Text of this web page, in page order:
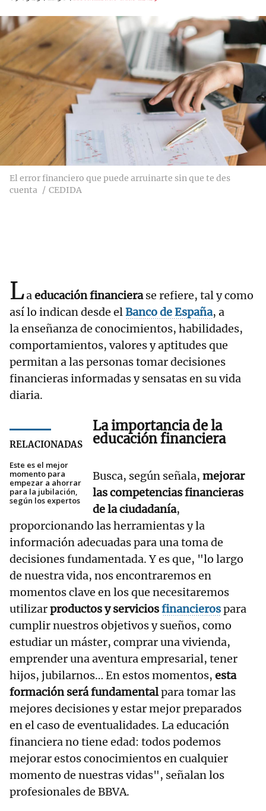
El error financiero que puede arruinarte sin que te des
cuenta
CEDIDA
Laeducación financierase refiere, tal y como
así lo indican desde elBanco de España, a
la enseñanza de conocimientos, habilidades,
comportamientos, valores y aptitudes que
permitan a las personas tomar decisiones
financieras informadas y sensatas en su vida
diaria.
RELACIONADAS
Este es el mejor
momento para
empezar a ahorrar
para la jubilación,
según los expertos
La importancia de la
educación financiera
Busca, según señala, mejorar
las competencias financieras
de la ciudadanía,
proporcionando las herramientas y la
información adecuadas para una toma de
decisiones fundamentada. Y es que, "lo largo
de nuestra vida, nos encontraremos en
momentos clave en los que necesitaremos
utilizarproductos y serviciosfinancierospara
cumplir nuestros objetivos y sueños, como
estudiar un máster, comprar una vivienda,
emprender una aventura empresarial, tener
hijos, jubilarnos… En estos momentos, esta
formación será fundamentalpara tomar las
mejores decisiones y estar mejor preparados
en el caso de eventualidades. La educación
financiera no tiene edad: todos podemos
mejorar estos conocimientos en cualquier
momento de nuestras vidas", señalan los
profesionales de BBVA.